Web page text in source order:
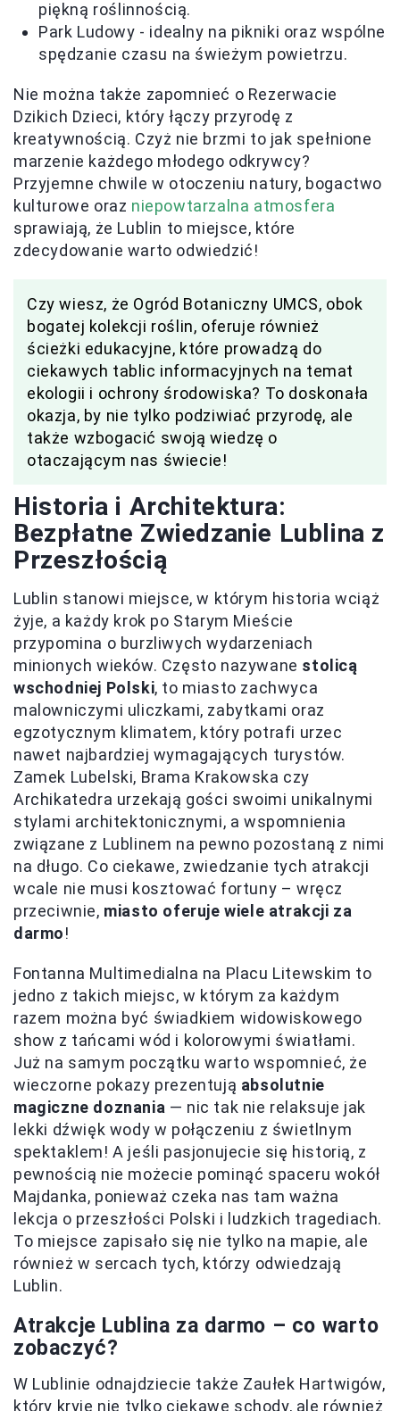
piękną roślinnością.
Park Ludowy - idealny na pikniki oraz wspólne
spędzanie czasu na świeżym powietrzu.
Nie można także zapomnieć o Rezerwacie
Dzikich Dzieci, który łączy przyrodę z
kreatywnością. Czyż nie brzmi to jak spełnione
marzenie każdego młodego odkrywcy?
Przyjemne chwile w otoczeniu natury, bogactwo
kulturowe oraz niepowtarzalna atmosfera
sprawiają, że Lublin to miejsce, które
zdecydowanie warto odwiedzić!
Czy wiesz, że Ogród Botaniczny UMCS, obok
bogatej kolekcji roślin, oferuje również
ścieżki edukacyjne, które prowadzą do
ciekawych tablic informacyjnych na temat
ekologii i ochrony środowiska? To doskonała
okazja, by nie tylko podziwiać przyrodę, ale
także wzbogacić swoją wiedzę o
otaczającym nas świecie!
Historia i Architektura:
Bezpłatne Zwiedzanie Lublina z
Przeszłością
Lublin stanowi miejsce, w którym historia wciąż
żyje, a każdy krok po Starym Mieście
przypomina o burzliwych wydarzeniach
minionych wieków. Często nazywane stolicą
wschodniej Polski, to miasto zachwyca
malowniczymi uliczkami, zabytkami oraz
egzotycznym klimatem, który potrafi urzec
nawet najbardziej wymagających turystów.
Zamek Lubelski, Brama Krakowska czy
Archikatedra urzekają gości swoimi unikalnymi
stylami architektonicznymi, a wspomnienia
związane z Lublinem na pewno pozostaną z nimi
na długo. Co ciekawe, zwiedzanie tych atrakcji
wcale nie musi kosztować fortuny – wręcz
przeciwnie, miasto oferuje wiele atrakcji za
darmo!
Fontanna Multimedialna na Placu Litewskim to
jedno z takich miejsc, w którym za każdym
razem można być świadkiem widowiskowego
show z tańcami wód i kolorowymi światłami.
Już na samym początku warto wspomnieć, że
wieczorne pokazy prezentują absolutnie
magiczne doznania — nic tak nie relaksuje jak
lekki dźwięk wody w połączeniu z świetlnym
spektaklem! A jeśli pasjonujecie się historią, z
pewnością nie możecie pominąć spaceru wokół
Majdanka, ponieważ czeka nas tam ważna
lekcja o przeszłości Polski i ludzkich tragediach.
To miejsce zapisało się nie tylko na mapie, ale
również w sercach tych, którzy odwiedzają
Lublin.
Atrakcje Lublina za darmo – co warto
zobaczyć?
W Lublinie odnajdziecie także Zaułek Hartwigów,
który kryje nie tylko ciekawe schody, ale również